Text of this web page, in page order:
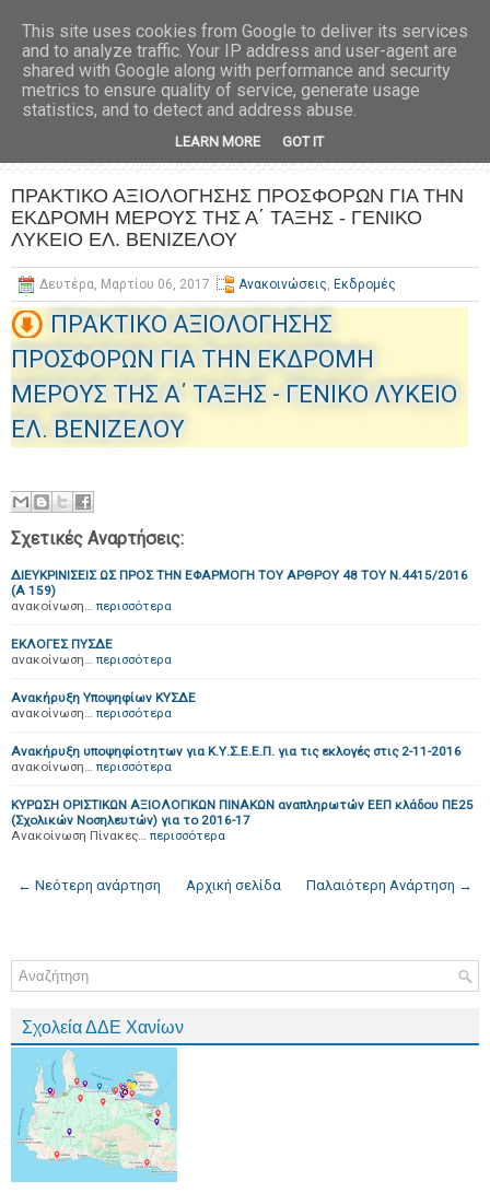
ΠΡΑΚΤΙΚΟ ΑΞΙΟΛΟΓΗΣΗΣ ΠΡΟΣΦΟΡΩΝ ΓΙΑ ΤΗΝ
ΕΚΔΡΟΜΗ ΜΕΡΟΥΣ ΤΗΣ Α΄ ΤΑΞΗΣ - ΓΕΝΙΚΟ
ΛΥΚΕΙΟ ΕΛ. ΒΕΝΙΖΕΛΟΥ
Δευτέρα, Μαρτίου 06, 2017 Ανακοινώσεις, Εκδρομές
ΠΡΑΚΤΙΚΟ ΑΞΙΟΛΟΓΗΣΗΣ
ΠΡΟΣΦΟΡΩΝ ΓΙΑ ΤΗΝ ΕΚΔΡΟΜΗ
ΜΕΡΟΥΣ ΤΗΣ Α΄ ΤΑΞΗΣ - ΓΕΝΙΚΟ ΛΥΚΕΙΟ
ΕΛ. ΒΕΝΙΖΕΛΟΥ
Σχετικές Αναρτήσεις:
ΔΙΕΥΚΡΙΝΙΣΕΙΣ ΩΣ ΠΡΟΣ ΤΗΝ ΕΦΑΡΜΟΓΗ ΤΟΥ ΑΡΘΡΟΥ 48 ΤΟΥ Ν.4415/2016
(Α 159)
ανακοίνωση… περισσότερα
ΕΚΛΟΓΕΣ ΠΥΣΔΕ
ανακοίνωση… περισσότερα
Ανακήρυξη Υποψηφίων ΚΥΣΔΕ
ανακοίνωση… περισσότερα
Ανακήρυξη υποψηφίοτητων για Κ.Υ.Σ.Ε.Ε.Π. για τις εκλογές στις 2-11-2016
ανακοίνωση… περισσότερα
ΚΥΡΩΣΗ ΟΡΙΣΤΙΚΩΝ ΑΞΙΟΛΟΓΙΚΩΝ ΠΙΝΑΚΩΝ αναπληρωτών ΕΕΠ κλάδου ΠΕ25
(Σχολικών Νοσηλευτών) για το 2016-17
Ανακοίνωση Πίνακες… περισσότερα
← Νεότερη ανάρτηση Παλαιότερη Ανάρτηση →
Αρχική σελίδα
Σχολεία ΔΔΕ Χανίων
This site uses cookies from Google to deliver its services
and to analyze traffic. Your IP address and user-agent are
shared with Google along with performance and security
metrics to ensure quality of service, generate usage
statistics, and to detect and address abuse.
LEARN MORE GOT IT